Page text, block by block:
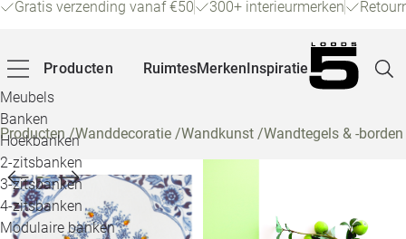
Gratis verzending vanaf €50 300+ interieurmerken
Producten
Meubels
Banken
Hoekbanken
2-zitsbanken
3-zitsbanken
4-zitsbanken
Modulaire banken
RuimtesMerkenInspiratie
Producten/Wanddecoratie /Wandkunst /Wandtegels & -borden